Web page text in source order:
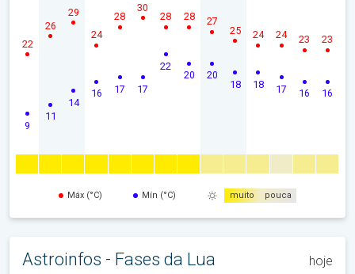
9
22
11
26
14
29
16
24
17
28
17
30
22
28
20
28
20
27
18
25
18
24
17
24
16
23
16
23
Máx (°C) Mín (°C) muito pouca
Astroinfos - Fases da Lua hoje